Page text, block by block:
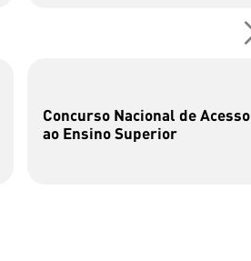
Concurso Nacional de Acesso
ao Ensino Superior